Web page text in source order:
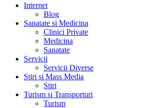
Internet
Blog
Sanatate si Medicina
Clinici Private
Medicina
Sanatate
Servicii
Servicii Diverse
Stiri si Mass Media
Stiri
Turism si Transporturi
Turism